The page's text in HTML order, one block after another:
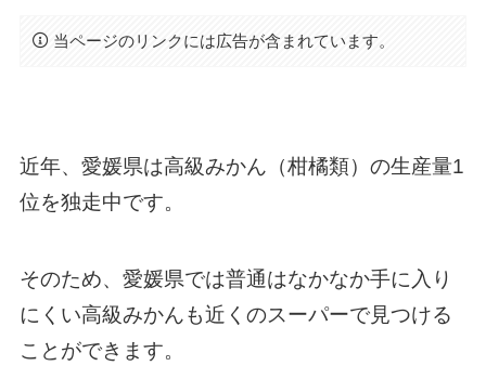
当ページのリンクには広告が含まれています。
近年、愛媛県は高級みかん（柑橘類）の生産量1
位を独走中です。
そのため、愛媛県では普通はなかなか手に入り
にくい高級みかんも近くのスーパーで見つける
ことができます。